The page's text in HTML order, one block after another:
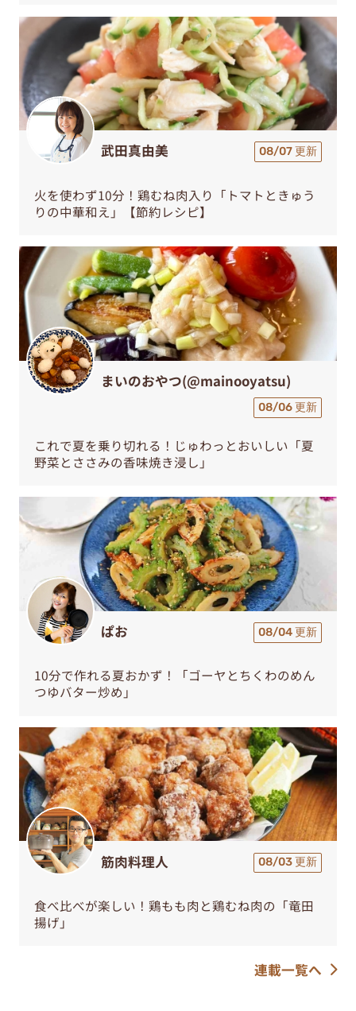
武田真由美 08/07 更新
火を使わず10分！鶏むね肉入り「トマトときゅう
りの中華和え」【節約レシピ】
まいのおやつ(@mainooyatsu)
08/06 更新
これで夏を乗り切れる！じゅわっとおいしい「夏
野菜とささみの香味焼き浸し」
ぱお 08/04 更新
10分で作れる夏おかず！「ゴーヤとちくわのめん
つゆバター炒め」
筋肉料理人 08/03 更新
食べ比べが楽しい！鶏もも肉と鶏むね肉の「竜田
揚げ」
連載一覧へ